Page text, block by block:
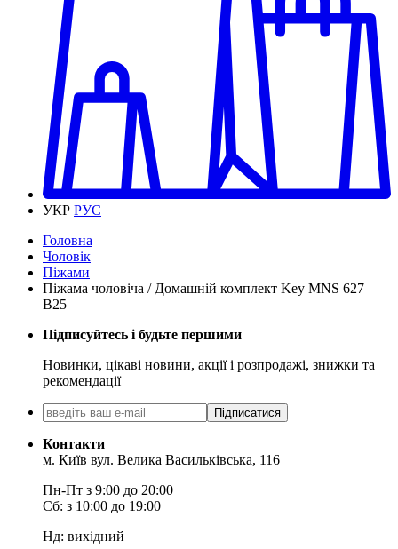
УКР РУС
Головна
Чоловік
Піжами
Піжама чоловіча / Домашній комплект Key MNS 627
B25
Підписуйтесь і будьте першими
Новинки, цікаві новини, акції і розпродажі, знижки та
рекомендації
Підписатися
Контакти
м. Київ вул. Велика Васильківська, 116
Пн-Пт з 9:00 до 20:00
Сб: з 10:00 до 19:00
Нд: вихідний